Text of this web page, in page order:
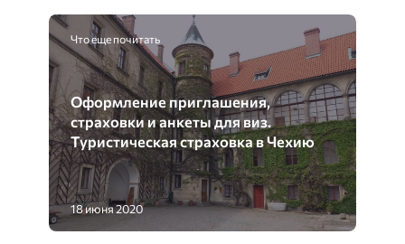
Что еще почитать
Оформление приглашения,
страховки и анкеты для виз.
Туристическая страховка в Чехию
18 июня 2020